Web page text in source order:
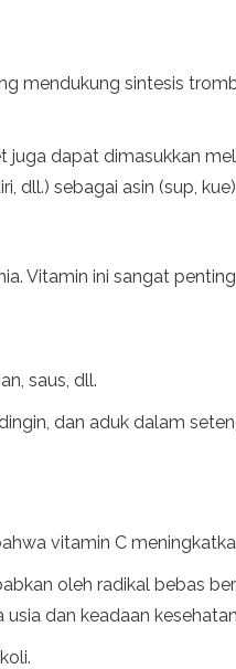
mendukung sintesis
juga dapat dimasukkan
dll.) sebagai asin (sup,
Vitamin ini sangat
saus, dll.
dan aduk dalam
vitamin C
oleh radikal bebas
dan keadaan